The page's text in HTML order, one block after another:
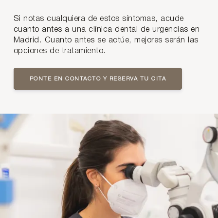
Si notas cualquiera de estos síntomas, acude
cuanto antes a una clínica dental de urgencias en
Madrid. Cuanto antes se actúe, mejores serán las
opciones de tratamiento.
PONTE EN CONTACTO Y RESERVA TU CITA